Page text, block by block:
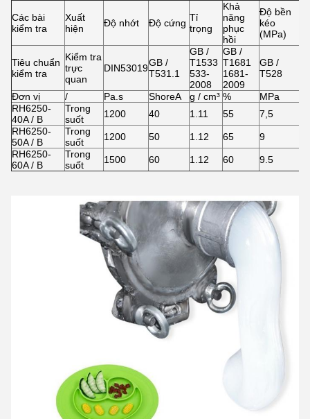
Các bài
kiểm tra
Xuất
hiện
Độ nhớt Độ cứng Tỉ
trọng
Khả
năng
phục
hồi
Độ bền
kéo
(MPa)
Tiêu chuẩn
kiểm tra
Kiểm tra
trực
quan
DIN53019GB /
T531.1
GB /
T1533
533-
2008
GB /
T1681
1681-
2009
GB /
T528
Đơn vị / Pa.s ShoreA g / cm³ % MPa
RH6250-
40A / B
Trong
suốt
1200 40 1.11 55 7,5
RH6250-
50A / B
Trong
suốt
1200 50 1.12 65 9
RH6250-
60A / B
Trong
suốt
1500 60 1.12 60 9.5